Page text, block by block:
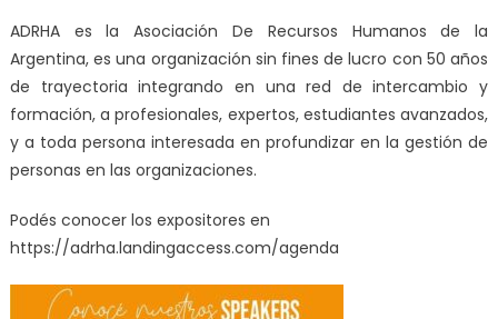
ADRHA es la Asociación De Recursos Humanos de la
Argentina, es una organización sin fines de lucro con 50 años
de trayectoria integrando en una red de intercambio y
formación, a profesionales, expertos, estudiantes avanzados,
y a toda persona interesada en profundizar en la gestión de
personas en las organizaciones.
Podés conocer los expositores en
https://adrha.landingaccess.com/agenda